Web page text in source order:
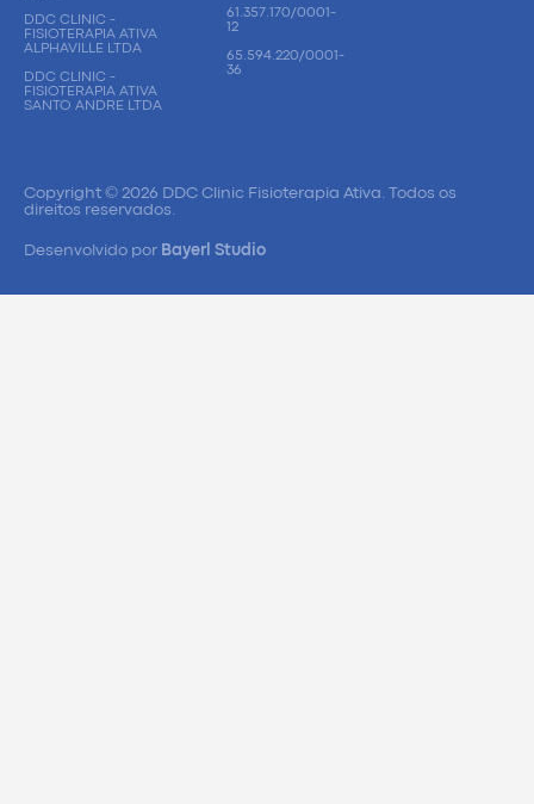
DDC CLINIC -
FISIOTERAPIA ATIVA
ALPHAVILLE LTDA
DDC CLINIC -
FISIOTERAPIA ATIVA
SANTO ANDRE LTDA
61.357.170/0001-
12
65.594.220/0001-
36
Copyright © 2026 DDC Clinic Fisioterapia Ativa. Todos os
direitos reservados.
Desenvolvido por Bayerl Studio